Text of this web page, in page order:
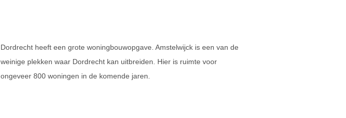
Dordrecht heeft een grote woningbouwopgave. Amstelwijck is een van de
weinige plekken waar Dordrecht kan uitbreiden. Hier is ruimte voor
ongeveer 800 woningen in de komende jaren.